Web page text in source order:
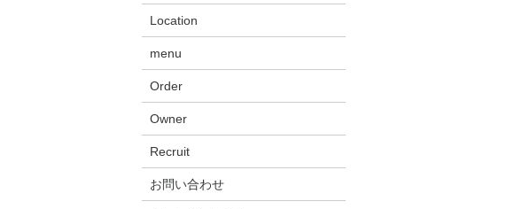
Location
menu
Order
Owner
Recruit
お問い合わせ